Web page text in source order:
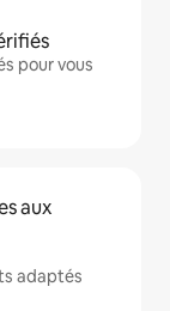
pour vous
aux
adaptés